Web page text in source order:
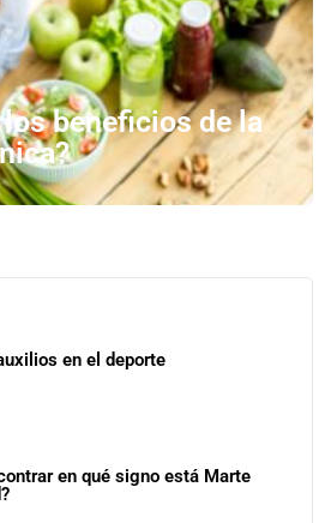
beneficios de la
en el deporte
en qué signo está Marte